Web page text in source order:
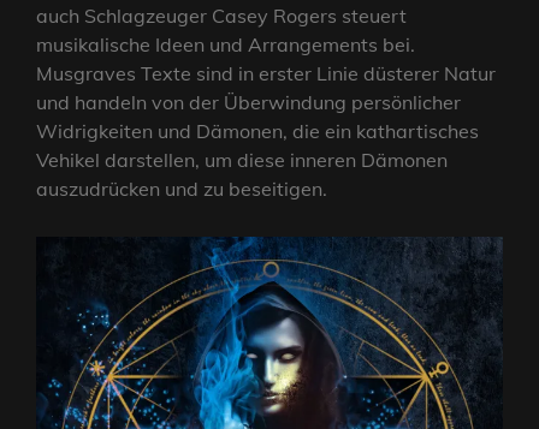
auch Schlagzeuger Casey Rogers steuert
musikalische Ideen und Arrangements bei.
Musgraves Texte sind in erster Linie düsterer Natur
und handeln von der Überwindung persönlicher
Widrigkeiten und Dämonen, die ein kathartisches
Vehikel darstellen, um diese inneren Dämonen
auszudrücken und zu beseitigen.